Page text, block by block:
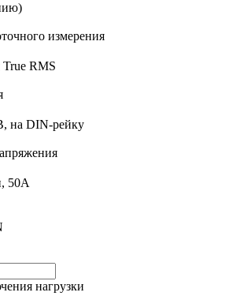
измерения
True RMS
на DIN-рейку
50А
нагрузки